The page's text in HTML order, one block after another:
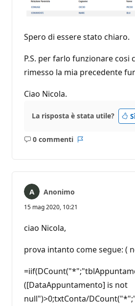
Spero di essere stato chiaro.
P.S. per farlo funzionare cosi
rimesso la mia precedente
Ciao Nicola.
La risposta è stata utile?
0 commenti
Nessun
Anonimo
15 mag 2020, 10:21
ciao Nicola,
prova intanto come segue: (
([DataAppuntamento] is not
null")>0;txtConta/